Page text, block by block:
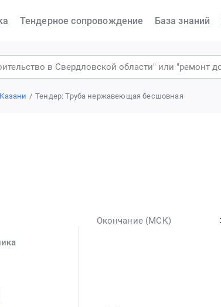
Тендерное сопровождение База знаний
Тендер: Труба нержавеющая бесшовная
Окончание (МСК)